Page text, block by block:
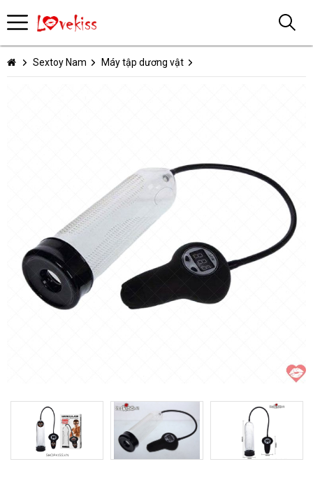
Sextoy Nam Máy tập dương vật